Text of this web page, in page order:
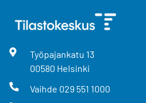
Työpajankatu 13
00580 Helsinki
Vaihde 029 551 1000